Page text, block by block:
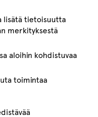
lisätä tietoisuutta
merkityksestä
aloihin kohdistuvaa
toimintaa